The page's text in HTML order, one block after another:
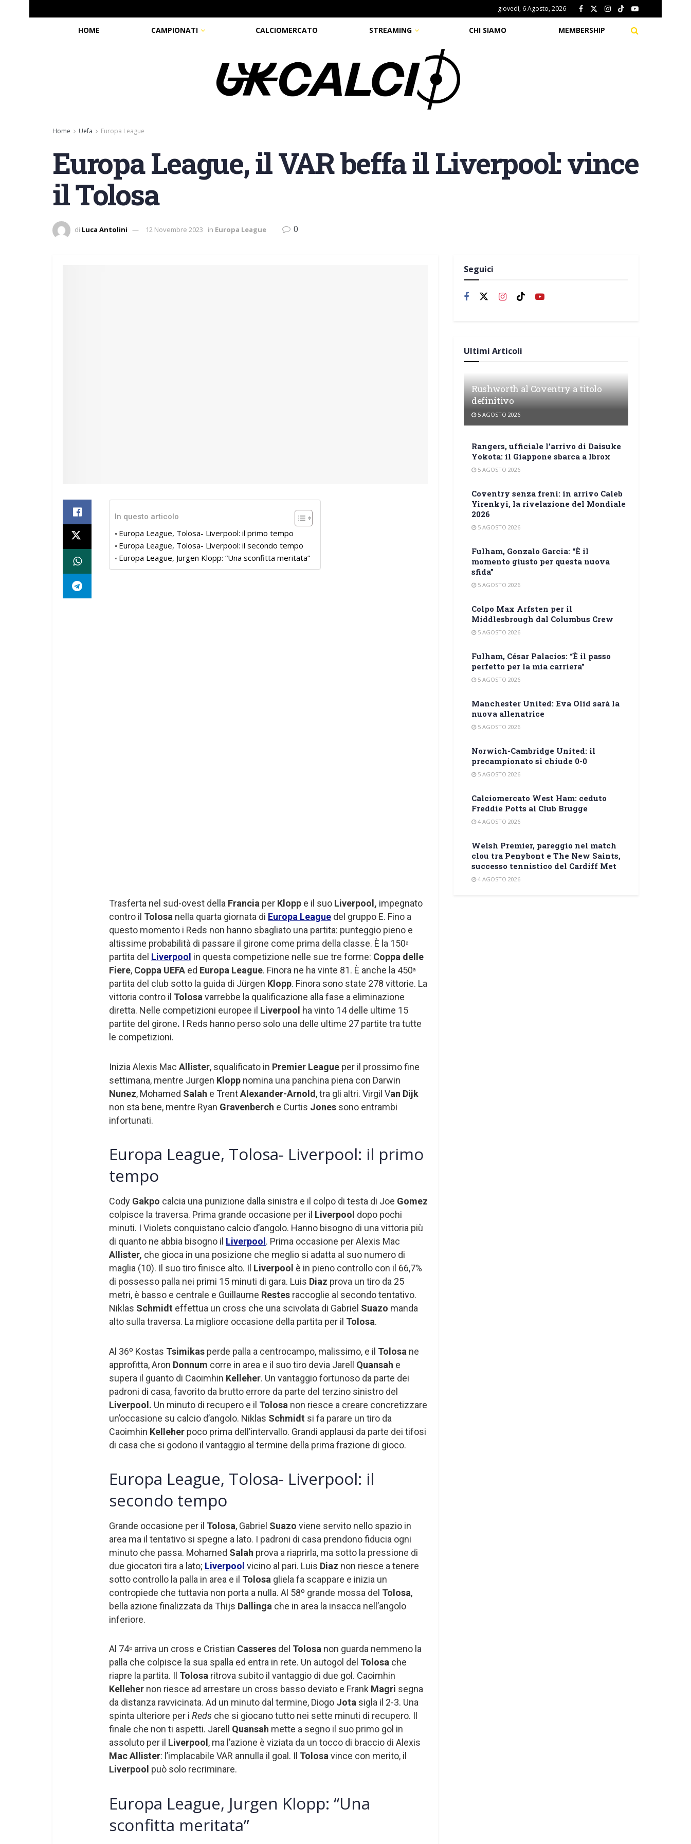
giovedì, 6 Agosto, 2026
HOME CAMPIONATI CALCIOMERCATO STREAMING CHI SIAMO MEMBERSHIP
Home Uefa Europa League
Europa League, il VAR beffa il Liverpool: vince
il Tolosa
di Luca Antolini 12 Novembre 2023 in Europa League 0
In questo articolo
Europa League, Tolosa- Liverpool: il primo tempo
Europa League, Tolosa- Liverpool: il secondo tempo
Europa League, Jurgen Klopp: “Una sconfitta meritata”
Trasferta nel sud-ovest della Francia per Klopp e il suo Liverpool, impegnato
contro il Tolosa nella quarta giornata di Europa League del gruppo E. Fino a
questo momento i Reds non hanno sbagliato una partita: punteggio pieno e
altissime probabilità di passare il girone come prima della classe. È la 150a
partita del Liverpool in questa competizione nelle sue tre forme: Coppa delle
Fiere, Coppa UEFA ed Europa League. Finora ne ha vinte 81. È anche la 450a
partita del club sotto la guida di Jürgen Klopp. Finora sono state 278 vittorie. La
vittoria contro il Tolosavarrebbe la qualificazione alla fase a eliminazione
diretta. Nelle competizioni europee il Liverpool ha vinto 14 delle ultime 15
partite del girone. I Reds hanno perso solo una delle ultime 27 partite tra tutte
le competizioni.
Inizia Alexis Mac Allister, squalificato in Premier League per il prossimo fine
settimana, mentre Jurgen Klopp nomina una panchina piena con Darwin
Nunez, Mohamed Salah e TrentAlexander-Arnold , tra gli altri. Virgil Van Dijk
non sta bene, mentre Ryan Gravenberch e Curtis Jones sono entrambi
infortunati.
Europa League, Tolosa- Liverpool: il primo
tempo
Cody Gakpo calcia una punizione dalla sinistra e il colpo di testa di Joe Gomez
colpisce la traversa. Prima grande occasione per il Liverpool dopo pochi
minuti. I Violets conquistano calcio d’angolo. Hanno bisogno di una vittoria più
di quanto ne abbia bisogno il Liverpool . Prima occasione per Alexis Mac
Allister, che gioca in una posizione che meglio si adatta al suo numero di
maglia (10). Il suo tiro finisce alto. Il Liverpool è in pieno controllo con il 66,7%
di possesso palla nei primi 15 minuti di gara. Luis Diaz prova un tiro da 25
metri, è basso e centrale e Guillaume Restes raccoglie al secondo tentativo.
Niklas Schmidt effettua un cross che una scivolata di Gabriel Suazo manda
alto sulla traversa. La migliore occasione della partita per il Tolosa.
Al 36º Kostas Tsimikas perde palla a centrocampo, malissimo, e il Tolosa ne
approfitta, Aron Donnum corre in area e il suo tiro devia Jarell Quansah e
supera il guanto di Caoimhin Kelleher. Un vantaggio fortunoso da parte dei
padroni di casa, favorito da brutto errore da parte del terzino sinistro del
Liverpool. Un minuto di recupero e il Tolosa non riesce a creare concretizzare
un’occasione su calcio d’angolo. Niklas Schmidt si fa parare un tiro da
Caoimhin Kelleher poco prima dell’intervallo. Grandi applausi da parte dei tifosi
di casa che si godono il vantaggio al termine della prima frazione di gioco.
Europa League, Tolosa- Liverpool: il
secondo tempo
Grande occasione per il Tolosa, Gabriel Suazo viene servito nello spazio in
area ma il tentativo si spegne a lato. I padroni di casa prendono fiducia ogni
minuto che passa. Mohamed Salah prova a riaprirla, ma sotto la pressione di
due giocatori tira a lato; Liverpool vicino al pari. Luis Diaz non riesce a tenere
sotto controllo la palla in area e il Tolosa gliela fa scappare e inizia un
contropiede che tuttavia non porta a nulla. Al 58º grande mossa del Tolosa,
bella azione finalizzata da Thijs Dallinga che in area la insacca nell’angolo
inferiore.
Al 74o arriva un cross e Cristian Casseres del Tolosa non guarda nemmeno la
palla che colpisce la sua spalla ed entra in rete. Un autogol del Tolosa che
riapre la partita. Il Tolosa ritrova subito il vantaggio di due gol. Caoimhin
Kelleher non riesce ad arrestare un cross basso deviato e Frank Magri segna
da distanza ravvicinata. Ad un minuto dal termine, Diogo Jota sigla il 2-3. Una
spinta ulteriore per i Reds che si giocano tutto nei sette minuti di recupero. Il
finale che non ti aspetti. Jarell
Quansah mette a segno il suo primo gol in
assoluto per il Liverpool , ma l’azione è viziata da un tocco di braccio di Alexis
Mac Allister: l’implacabile VAR annulla il goal. Il Tolosa vince con merito, il
Liverpool può solo recriminare.
Europa League, Jurgen Klopp: “Una
sconfitta meritata”
Seguici
Ultimi Articoli
Rushworth al Coventry a titolo
definitivo
5 AGOSTO 2026
Rangers, ufficiale l’arrivo di Daisuke
Yokota: il Giappone sbarca a Ibrox
5 AGOSTO 2026
Coventry senza freni: in arrivo Caleb
Yirenkyi, la rivelazione del Mondiale
2026
5 AGOSTO 2026
Fulham, Gonzalo Garcia: “È il
momento giusto per questa nuova
sfida”
5 AGOSTO 2026
Colpo Max Arfsten per il
Middlesbrough dal Columbus Crew
5 AGOSTO 2026
Fulham, César Palacios: “È il passo
perfetto per la mia carriera”
5 AGOSTO 2026
Manchester United: Eva Olid sarà la
nuova allenatrice
5 AGOSTO 2026
Norwich-Cambridge United: il
precampionato si chiude 0-0
5 AGOSTO 2026
Calciomercato West Ham: ceduto
Freddie Potts al Club Brugge
4 AGOSTO 2026
Welsh Premier, pareggio nel match
clou tra Penybont e The New Saints,
successo tennistico del Cardiff Met
4 AGOSTO 2026